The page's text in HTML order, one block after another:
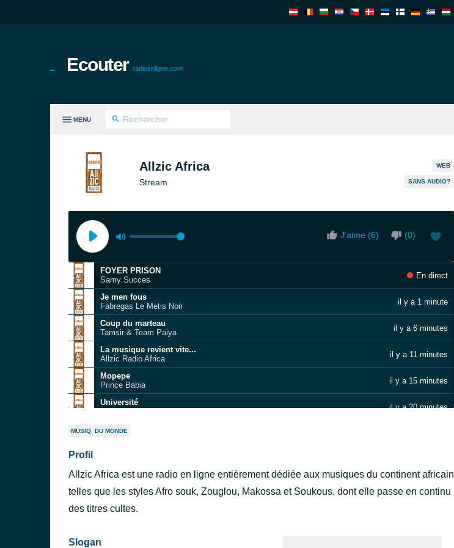
Ecouter radioenligne.com
MENU
Allzic Africa
Stream
WEB
SANS AUDIO?
J'aime (6) (0)
FOYER PRISON
Samy Succes
En direct
Je men fous
Fabregas Le Metis Noir
il y a 1 minute
Coup du marteau
Tamsir & Team Paiya
il y a 6 minutes
La musique revient vite...
Allzic Radio Africa
il y a 11 minutes
Mopepe
Prince Babia
il y a 15 minutes
Université
il y a 20 minutes
Protect Me
Patrick Benoît
il y a 43 minutes
Sensual Kompa
MUSIQ. DU MONDE
Profil
Allzic Africa est une radio en ligne entièrement dédiée aux musiques du continent africain
telles que les styles Afro souk, Zouglou, Makossa et Soukous, dont elle passe en continu
des titres cultes.
Slogan